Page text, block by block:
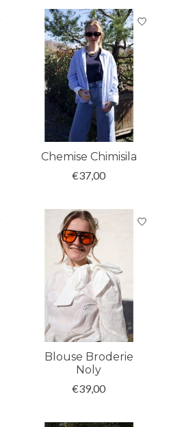
Chemise Chimisila
€37,00
Blouse Broderie
Noly
€39,00